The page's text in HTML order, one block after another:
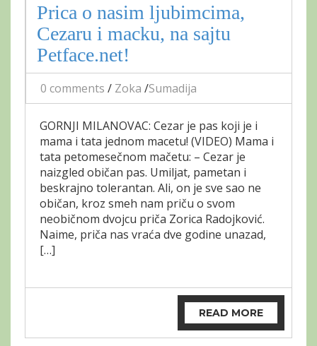
Prica o nasim ljubimcima,
Cezaru i macku, na sajtu
Petface.net!
0 comments / Zoka /Sumadija
GORNJI MILANOVAC: Cezar je pas koji je i
mama i tata jednom macetu! (VIDEO) Mama i
tata petomesečnom mačetu: – Cezar je
naizgled običan pas. Umiljat, pametan i
beskrajno tolerantan. Ali, on je sve sao ne
običan, kroz smeh nam priču o svom
neobičnom dvojcu priča Zorica Radojković.
Naime, priča nas vraća dve godine unazad,
[…]
READ MORE